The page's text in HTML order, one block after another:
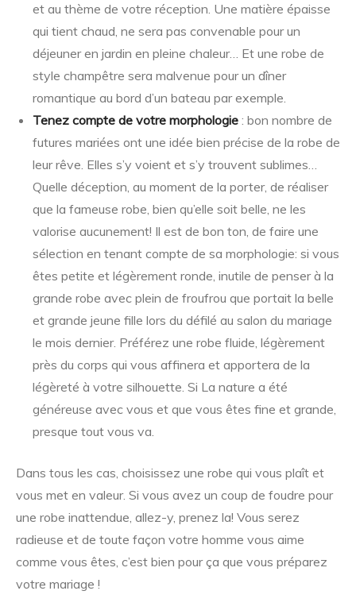
et au thème de votre réception. Une matière épaisse
qui tient chaud, ne sera pas convenable pour un
déjeuner en jardin en pleine chaleur… Et une robe de
style champêtre sera malvenue pour un dîner
romantique au bord d’un bateau par exemple.
Tenez compte de votre morphologie: bon nombre de
futures mariées ont une idée bien précise de la robe de
leur rêve. Elles s’y voient et s’y trouvent sublimes…
Quelle déception, au moment de la porter, de réaliser
que la fameuse robe, bien qu’elle soit belle, ne les
valorise aucunement! Il est de bon ton, de faire une
sélection en tenant compte de sa morphologie: si vous
êtes petite et légèrement ronde, inutile de penser à la
grande robe avec plein de froufrou que portait la belle
et grande jeune fille lors du défilé au salon du mariage
le mois dernier. Préférez une robe fluide, légèrement
près du corps qui vous affinera et apportera de la
légèreté à votre silhouette. Si La nature a été
généreuse avec vous et que vous êtes fine et grande,
presque tout vous va.
Dans tous les cas, choisissez une robe qui vous plaît et
vous met en valeur. Si vous avez un coup de foudre pour
une robe inattendue, allez-y, prenez la! Vous serez
radieuse et de toute façon votre homme vous aime
comme vous êtes, c’est bien pour ça que vous préparez
votre mariage !